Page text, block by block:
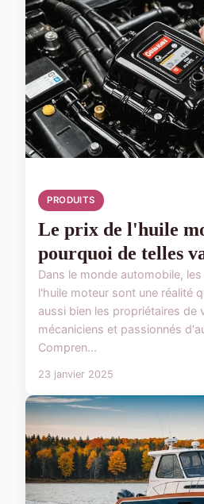
PRODUITS
Le prix de l'huile
pourquoi de telles
Dans le monde automobile,
l'huile moteur sont une réalité
aussi bien les propriétaires de
mécaniciens et passionnés
Compren...
23 janvier 2025